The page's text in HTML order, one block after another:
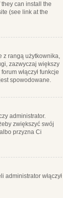
can install the
(see link at the
z rangą użytkownika,
zazwyczaj większy
włączył funkcje
spowodowane.
administrator.
zwiększyć swój
przyzna Ci
administrator włączył